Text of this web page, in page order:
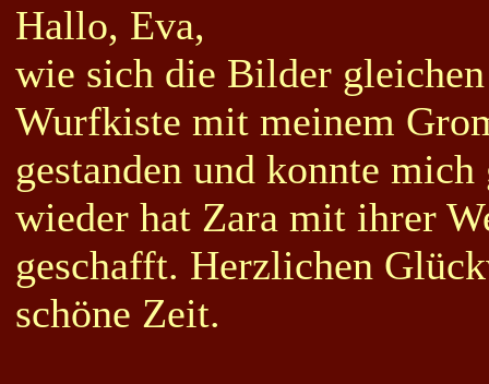
Hallo, Eva,
wie sich die Bilder
Wurfkiste mit meinem
gestanden und konnte
wieder hat Zara mit ihrer
geschafft. Herzlichen
schöne Zeit.